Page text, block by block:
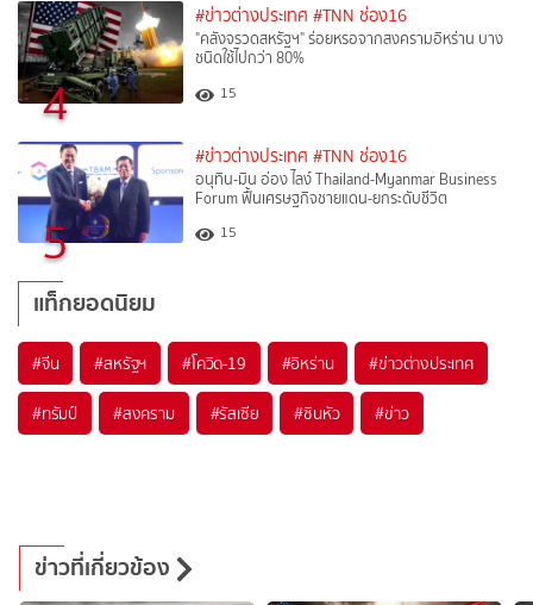
4
#ข่าวต่างประเทศ #TNN ช่อง16
"คลังจรวดสหรัฐฯ" ร่อยหรอจากสงครามอิหร่าน บาง
ชนิดใช้ไปกว่า 80%
15
5
#ข่าวต่างประเทศ #TNN ช่อง16
อนุทิน-มิน อ่อง ไลง์ Thailand-Myanmar Business
Forum ฟื้นเศรษฐกิจชายแดน-ยกระดับชีวิต
15
แท็กยอดนิยม
#จีน #สหรัฐฯ #โควิด-19 #อิหร่าน #ข่าวต่างประเทศ
#ทรัมป์ #สงคราม #รัสเซีย #ซินหัว #ข่าว
ข่าวที่เกี่ยวข้อง